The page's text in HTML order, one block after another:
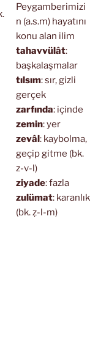
Peygamberimizi
n (a.s.m) hayatını
konu alan ilim
tahavvülât:
başkalaşmalar
tılsım: sır, gizli
gerçek
zarfında: içinde
zemin: yer
zevâl: kaybolma,
geçip gitme (bk.
z-v-l)
ziyade: fazla
zulümat: karanlık
(bk. ẓ-l-m)